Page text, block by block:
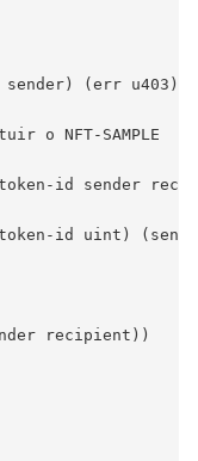
(err u403))
o NFT-SAMPLE
id sender
id uint)
recipient))